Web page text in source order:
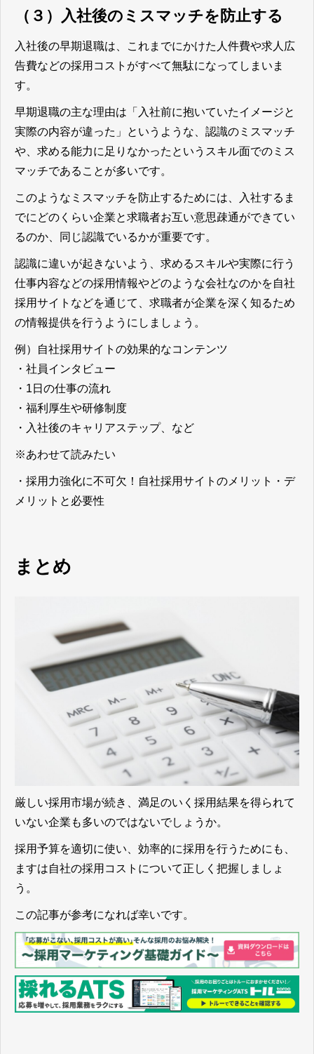
（３）入社後のミスマッチを防止する
入社後の早期退職は、これまでにかけた人件費や求人広
告費などの採用コストがすべて無駄になってしまいま
す。
早期退職の主な理由は「入社前に抱いていたイメージと
実際の内容が違った」というような、認識のミスマッチ
や、求める能力に足りなかったというスキル面でのミス
マッチであることが多いです。
このようなミスマッチを防止するためには、入社するま
でにどのくらい企業と求職者お互い意思疎通ができてい
るのか、同じ認識でいるかが重要です。
認識に違いが起きないよう、求めるスキルや実際に行う
仕事内容などの採用情報やどのような会社なのかを自社
採用サイトなどを通じて、求職者が企業を深く知るため
の情報提供を行うようにしましょう。
例）自社採用サイトの効果的なコンテンツ
・社員インタビュー
・1日の仕事の流れ
・福利厚生や研修制度
・入社後のキャリアステップ、など
※あわせて読みたい
・ 採用力強化に不可欠！自社採用サイトのメリット・デ
メリットと必要性
まとめ
厳しい採用市場が続き、満足のいく採用結果を得られて
いない企業も多いのではないでしょうか。
採用予算を適切に使い、効率的に採用を行うためにも、
ますは自社の採用コストについて正しく把握しましょ
う。
この記事が参考になれば幸いです。